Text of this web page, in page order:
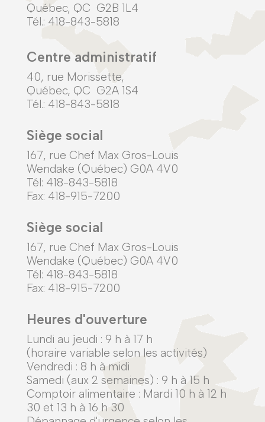
Québec, QC G2B 1L4
Tél.: 418-843-5818
Centre administratif
40, rue Morissette,
Québec, QC G2A 1S4
Tél.: 418-843-5818
Siège social
167, rue Chef Max Gros-Louis
Wendake (Québec) G0A 4V0
Tél: 418-843-5818
Fax: 418-915-7200
Siège social
167, rue Chef Max Gros-Louis
Wendake (Québec) G0A 4V0
Tél: 418-843-5818
Fax: 418-915-7200
Heures d'ouverture
Lundi au jeudi : 9 h à 17 h
(horaire variable selon les activités)
Vendredi : 8 h à midi
Samedi (aux 2 semaines) : 9 h à 15 h
Comptoir alimentaire : Mardi 10 h à 12 h
30 et 13 h à 16 h 30